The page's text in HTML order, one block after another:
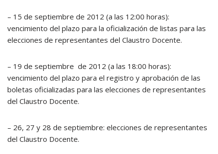
– 15 de septiembre de 2012 (a las 12:00 horas):
vencimiento del plazo para la oficialización de listas para las
elecciones de representantes del Claustro Docente.
– 19 de septiembre de 2012 (a las 18:00 horas):
vencimiento del plazo para el registro y aprobación de las
boletas oficializadas para las elecciones de representantes
del Claustro Docente.
– 26, 27 y 28 de septiembre: elecciones de representantes
del Claustro Docente.